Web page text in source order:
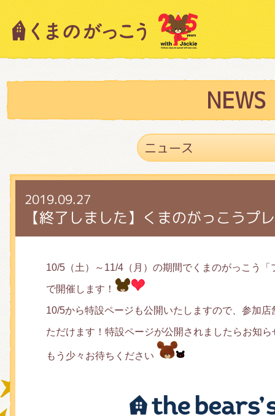
NEWS
2019.09.27
【終了しました】くまのがっこうプ
10/5（土）～11/4（月）の期間でくまのがっこう「
で開催します！
10/5から特設ページも公開いたしますので、参加
ただけます！特設ページが公開されましたらお知
もう少々お待ちください
キャラクター紹介
スタッフブログ
絵本・作家紹介
ショップインフォメーション
グッズインフォメーション